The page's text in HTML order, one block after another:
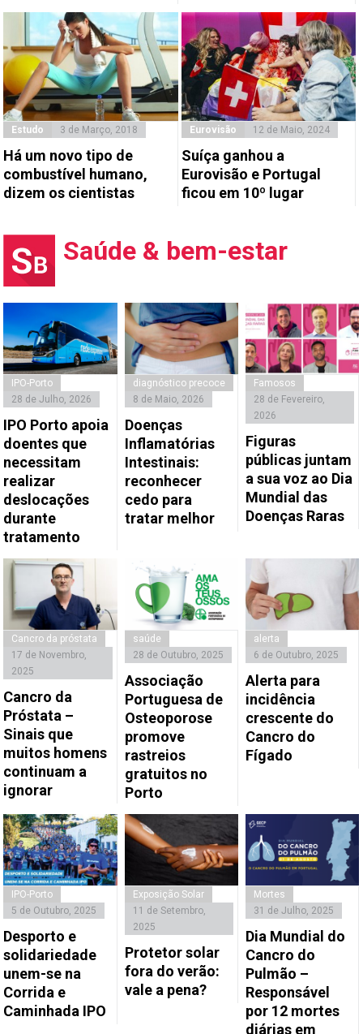
Estudo 3 de Março, 2018
Há um novo tipo de
combustível humano,
dizem os cientistas
Eurovisão 12 de Maio, 2024
Suíça ganhou a
Eurovisão e Portugal
ficou em 10º lugar
Saúde & bem-estar
IPO-Porto
28 de Julho, 2026
IPO Porto apoia
doentes que
necessitam
realizar
deslocações
durante
tratamento
diagnóstico precoce
8 de Maio, 2026
Doenças
Inflamatórias
Intestinais:
reconhecer
cedo para
tratar melhor
Famosos
28 de Fevereiro,
2026
Figuras
públicas juntam
a sua voz ao Dia
Mundial das
Doenças Raras
Cancro da próstata
17 de Novembro,
2025
Cancro da
Próstata –
Sinais que
muitos homens
continuam a
ignorar
saúde
28 de Outubro, 2025
Associação
Portuguesa de
Osteoporose
promove
rastreios
gratuitos no
Porto
alerta
6 de Outubro, 2025
Alerta para
incidência
crescente do
Cancro do
Fígado
IPO-Porto
5 de Outubro, 2025
Desporto e
solidariedade
unem-se na
Corrida e
Caminhada IPO
Exposição Solar
11 de Setembro,
2025
Protetor solar
fora do verão:
vale a pena?
Mortes
31 de Julho, 2025
Dia Mundial do
Cancro do
Pulmão –
Responsável
por 12 mortes
diárias em